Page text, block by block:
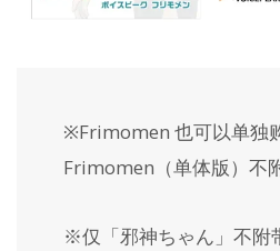
※Frimomen 也可以单独
Frimomen（单体版）不
※仅「邪神ちゃん」不附